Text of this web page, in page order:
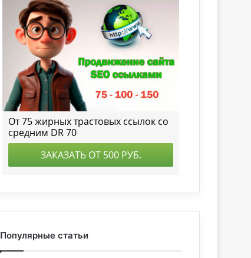
Популярные статьи